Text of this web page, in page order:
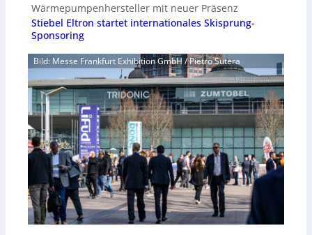
Wärmepumpenhersteller mit neuer Präsenz
Stiebel Eltron startet internationales Skisprung-
Sponsoring
Bild: Messe Frankfurt Exhibition GmbH / Pietro Sutera